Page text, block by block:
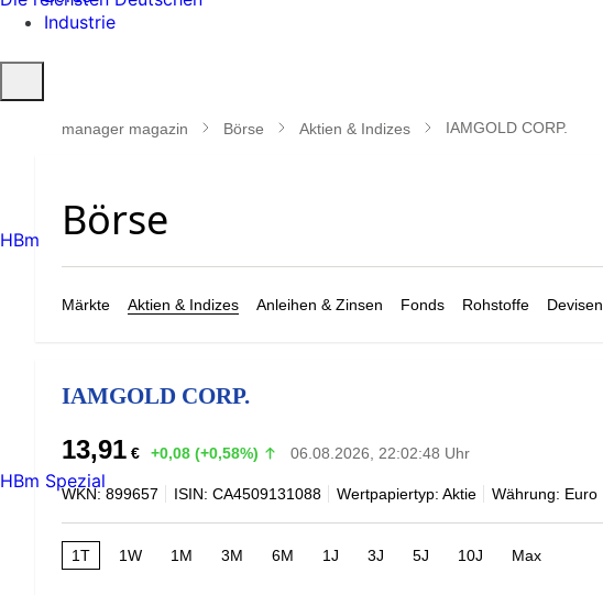
Industrie
öffnen
manager magazin Börse Aktien & Indizes IAMGOLD CORP.
Märkte Aktien & Indizes Anleihen & Zinsen Fonds Rohstoffe Devisen
IAMGOLD CORP.
13,91 € +0,08 (+0,58%) 06.08.2026, 22:02:48 Uhr
WKN: 899657 ISIN: CA4509131088 Wertpapiertyp: Aktie Währung: Euro
1T 1W 1M 3M 6M 1J 3J 5J 10J Max
HBm
HBm Spezial